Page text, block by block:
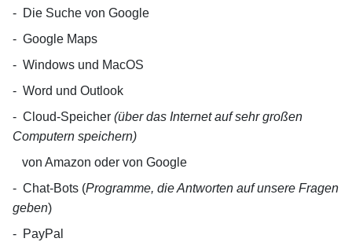
- Die Suche von Google
- Google Maps
- Windows und MacOS
- Word und Outlook
- Cloud-Speicher (über das Internet auf sehr großen
Computern speichern)
von Amazon oder von Google
- Chat-Bots (Programme, die Antworten auf unsere Fragen
geben)
- PayPal